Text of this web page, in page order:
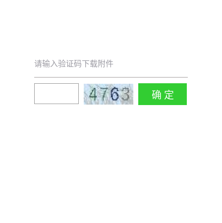
请输入验证码下载附件